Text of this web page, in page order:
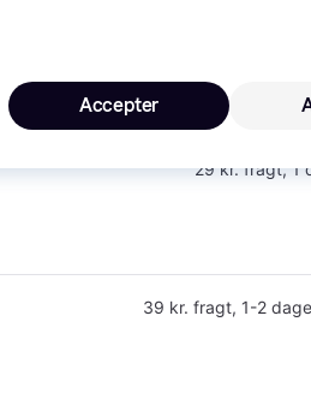
29 kr. fragt,1
39 kr. fragt, 1-2 dage
Accepter